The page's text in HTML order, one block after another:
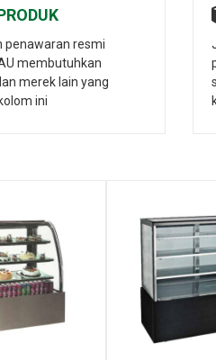
penawaran resmi
membutuhkan
merek lain yang
ini